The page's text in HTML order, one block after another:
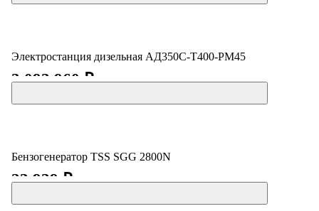
Электростанция дизельная АД350С-Т400-РМ45
3 093 960 ₽
Бензогенератор TSS SGG 2800N
23 939 ₽